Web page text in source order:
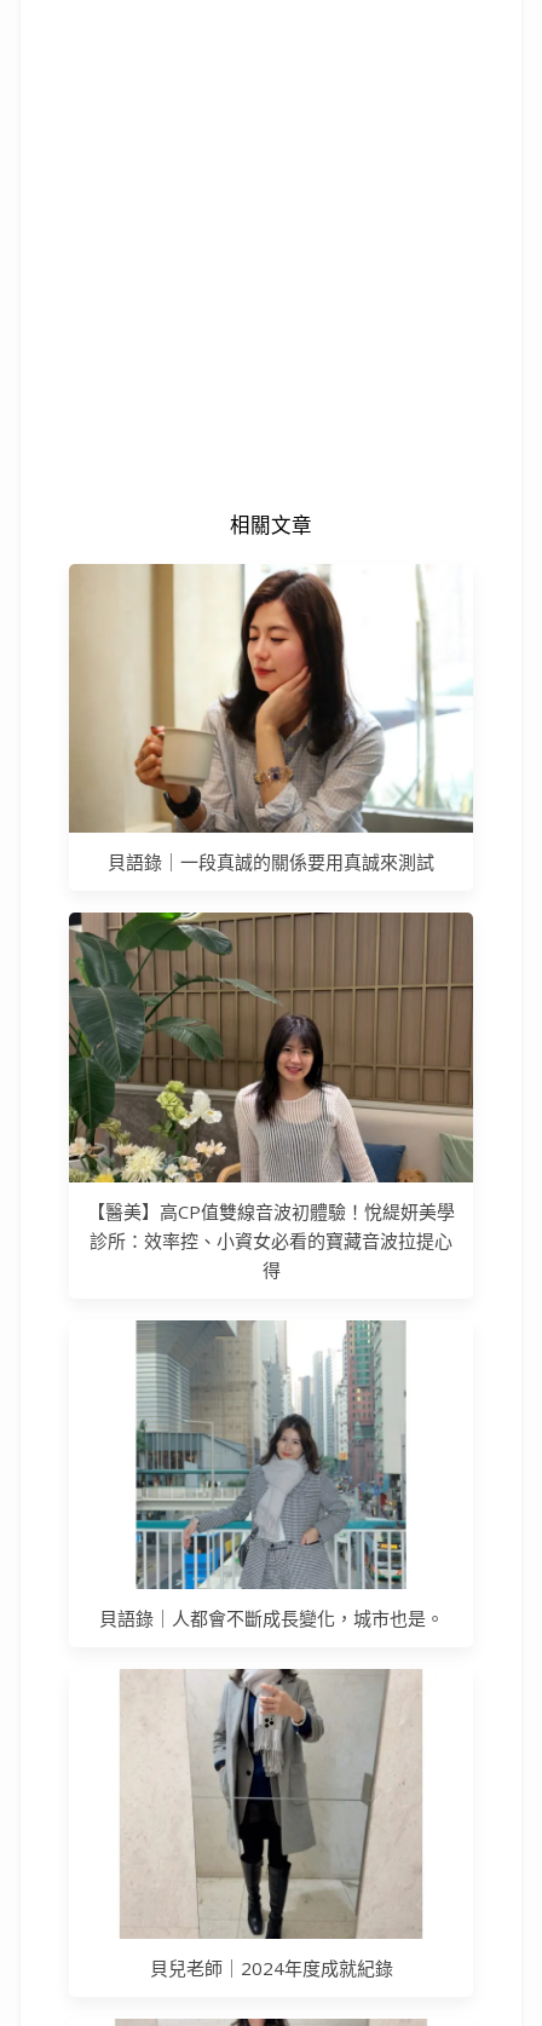
相關文章
貝語錄｜一段真誠的關係要用真誠來測試
【醫美】高CP值雙線音波初體驗！悅緹妍美學
診所：效率控、小資女必看的寶藏音波拉提心
得
貝語錄｜人都會不斷成長變化，城市也是。
貝兒老師｜2024年度成就紀錄